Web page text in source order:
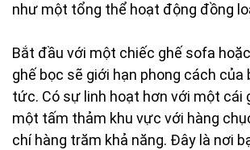
như một tổng thể hoạt động đồng
Bắt đầu với một chiếc ghế sofa
ghế bọc sẽ giới hạn phong cách của
tức. Có sự linh hoạt hơn với một cái
một tấm thảm khu vực với hàng
chí hàng trăm khả năng. Đây là nơi